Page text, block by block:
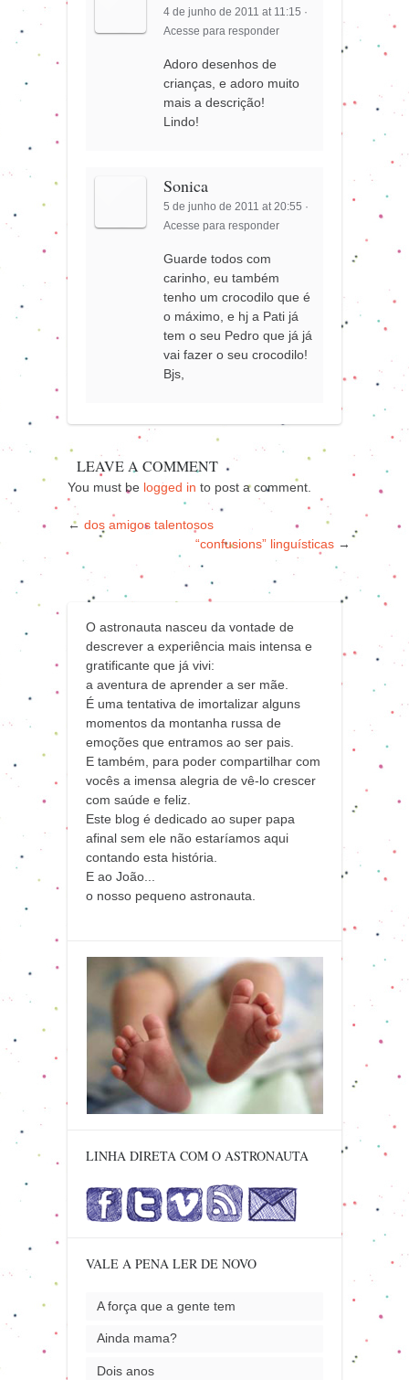
4 de junho de 2011 at 11:15 ·
Acesse para responder
Adoro desenhos de
crianças, e adoro muito
mais a descrição!
Lindo!
Sonica
5 de junho de 2011 at 20:55 ·
Acesse para responder
Guarde todos com
carinho, eu também
tenho um crocodilo que é
o máximo, e hj a Pati já
tem o seu Pedro que já já
vai fazer o seu crocodilo!
Bjs,
LEAVE A COMMENT
You must be logged in to post a comment.
← dos amigos talentosos
“confusions” linguísticas →
O astronauta nasceu da vontade de
descrever a experiência mais intensa e
gratificante que já vivi:
a aventura de aprender a ser mãe.
É uma tentativa de imortalizar alguns
momentos da montanha russa de
emoções que entramos ao ser pais.
E também, para poder compartilhar com
vocês a imensa alegria de vê-lo crescer
com saúde e feliz.
Este blog é dedicado ao super papa
afinal sem ele não estaríamos aqui
contando esta história.
E ao João...
o nosso pequeno astronauta.
LINHA DIRETA COM O ASTRONAUTA
VALE A PENA LER DE NOVO
A força que a gente tem
Ainda mama?
Dois anos